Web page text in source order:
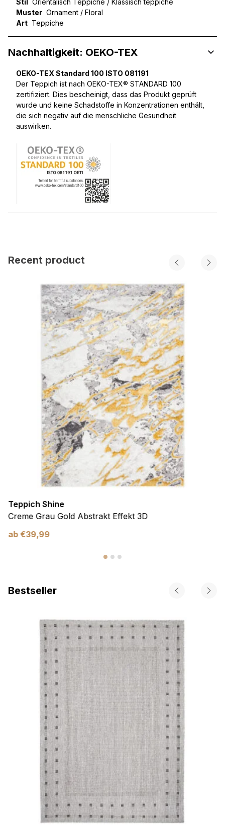
Stil
Orientalisch Teppiche / Klassisch teppiche
Muster Ornament / Floral
Art Teppiche
Nachhaltigkeit: OEKO-TEX
OEKO-TEX Standard 100 ISTO 081191
Der Teppich ist nach OEKO-TEX® STANDARD 100
zertifiziert. Dies bescheinigt, dass das Produkt geprüft
wurde und keine Schadstoffe in Konzentrationen enthält,
die sich negativ auf die menschliche Gesundheit
auswirken.
Recent product
Teppich Shine
Creme Grau Gold Abstrakt Effekt 3D
ab €39,99
Bestseller